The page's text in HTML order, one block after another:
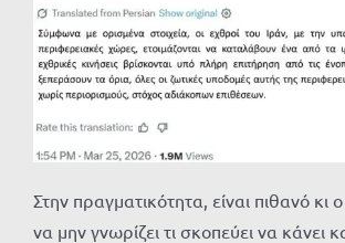
Στην πραγματικότητα, είναι πιθανό κι
να μην γνωρίζει τι σκοπεύει να κάνει